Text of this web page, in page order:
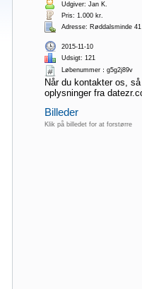
Udgiver: Jan K.
Pris: 1.000 kr.
Adresse: Røddalsminde
2015-11-10
Udsigt: 121
Løbenummer：g5g2j89v
Når du kontakter os,
oplysninger fra
Billeder
Klik på billedet for at forstørre